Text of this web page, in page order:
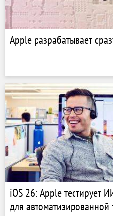
Apple разрабатывает
iOS 26: Apple тестирует
для